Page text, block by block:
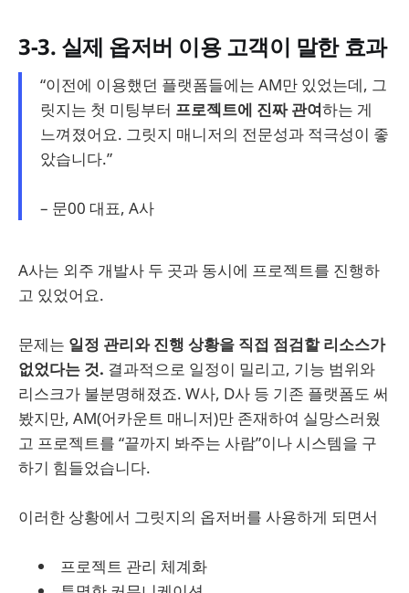
3-3. 실제 옵저버 이용 고객이 말한 효과
“이전에 이용했던 플랫폼들에는 AM만 있었는데, 그
릿지는 첫 미팅부터 프로젝트에 진짜 관여하는 게
느껴졌어요. 그릿지 매니저의 전문성과 적극성이 좋
았습니다.”
– 문00 대표, A사
A사는 외주 개발사 두 곳과 동시에 프로젝트를 진행하
고 있었어요.
문제는 일정 관리와 진행 상황을 직접 점검할 리소스가
없었다는 것. 결과적으로 일정이 밀리고, 기능 범위와
리스크가 불분명해졌죠. W사, D사 등 기존 플랫폼도 써
봤지만, AM(어카운트 매니저)만 존재하여 실망스러웠
고 프로젝트를 “끝까지 봐주는 사람”이나 시스템을 구
하기 힘들었습니다.
이러한 상황에서 그릿지의 옵저버를 사용하게 되면서
프로젝트 관리 체계화